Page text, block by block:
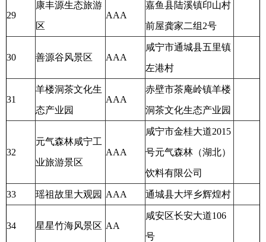
29
康丰源生态旅游
区
AAA
嘉鱼县陆溪镇印山村
前屋龚家二组2号
30 善源谷风景区 AAA
咸宁市通城县五里镇
左港村
31
羊楼洞茶文化生
态产业园
AAA
赤壁市茶庵岭镇羊楼
洞茶文化生态产业园
32
元气森林咸宁工
业旅游景区
AAA
咸宁市金桂大道2015
号元气森林（湖北）
饮料有限公司
33 瑶祖故里大观园 AAA 通城县大坪乡辉煌村
34 星星竹海风景区 AA
咸安区长安大道106
号